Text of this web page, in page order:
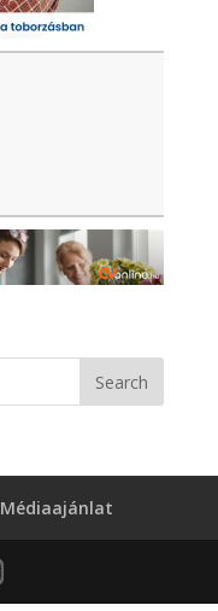
Médiaajánlat